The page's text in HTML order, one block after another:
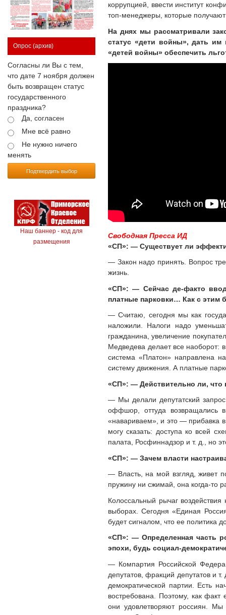
Опрос (архив)
Согласны ли Вы с тем,
что дате 7 ноября должен
быть возвращен статус
государственного
праздника?
Да, согласен
Мне всё равно
Не нужно ничего
менять
Подтвердить выбор
Наш баннер - код для
размещения
коррупцией, ввести институт
топ-менеджеры, которые
На днях мы рассматривали
статус «дети войны», дать
«детей войны» обеспечить
Свободная Пресса ИД
«СП»: — Существует ли
— Закон надо принять. Вопрос
жизнь.
«СП»: — Сейчас де-факто
платные парковки… Как с этим
— Считаю, сегодня мы как
наложили. Налоги надо
гражданина, увеличение
Медведева делает все наоборот:
система «Платон» направлена
систему движения. А платные
«СП»: — Действительно ли, что
— Мы делали депутатский запрос,
оффшор, оттуда возвращались
«навариваем», и это — прибавка
могу сказать: доступа ко всей
палата, Росфиннадзор и т. д.
, но
«СП»: — Зачем власти
— Власть, на мой взгляд, живет
пружину ни сжимай, она когда-то
Колоссальный рычаг
выборах. Сегодня «Единая
будет сигналом, что ее политика
«СП»: — Определенная часть
эпохи, будь социал-
— Компартия Российской
депутатов, фракций депутатов и т.
демократической партии. Есть
востребована. Поэтому, как
они удовлетворяют россиян. Мы